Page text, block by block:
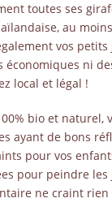
toutes ses
au
vos petits
économiques ni
local et légal !
bio et naturel,
ayant de bons
pour vos
pour peindre
ne craint rien